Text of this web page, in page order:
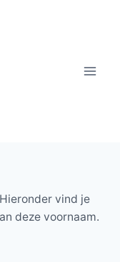
vind je
deze voornaam.